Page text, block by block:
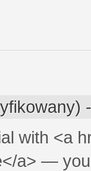
with <a
a> —